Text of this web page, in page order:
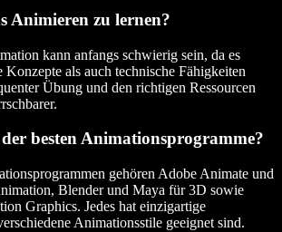
Animieren zu lernen?
kann anfangs schwierig sein, da es
als auch technische Fähigkeiten
Übung und den richtigen Ressourcen
besten Animationsprogramme?
gehören Adobe Animate und
Blender und Maya für 3D sowie
Graphics. Jedes hat einzigartige
Animationsstile geeignet sind.